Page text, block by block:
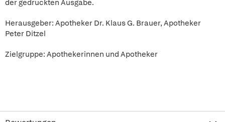
der gedruckten Ausgabe.
Herausgeber: Apotheker Dr. Klaus G. Brauer, Apotheker
Peter Ditzel
Zielgruppe: Apothekerinnen und Apotheker